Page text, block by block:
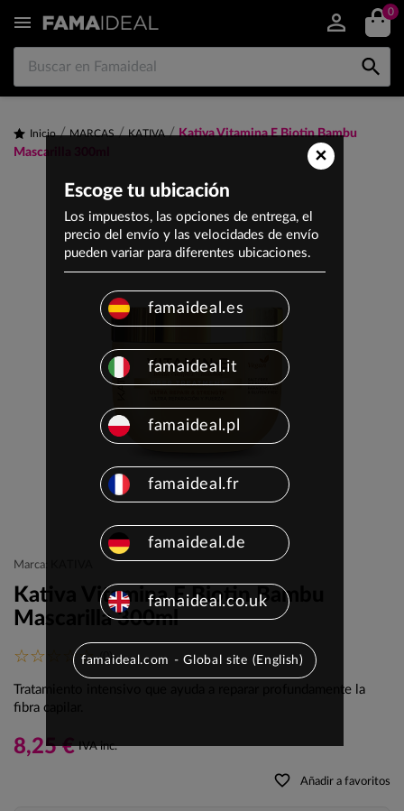
 0

Inicio MARCAS KATIVA
Kativa Vitamina E Biotin Bambu
Mascarilla 300ml
Marca: KATIVA
Kativa Vitamina E Biotin Bambu
Mascarilla 300ml
(0)
Tratamiento intensivo que ayuda a reparar profundamente la
fibra capilar.
8,25 € IVA inc.
favorite_border Añadir a favoritos
×
Escoge tu ubicación
Los impuestos, las opciones de entrega, el
precio del envío y las velocidades de envío
pueden variar para diferentes ubicaciones.
famaideal.es
famaideal.it
famaideal.pl
famaideal.fr
famaideal.de
famaideal.co.uk
famaideal.com - Global site (English)